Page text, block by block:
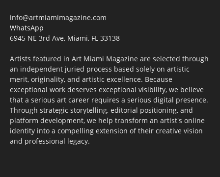
info@artmiamimagazine.com
WhatsApp
6945 NE 3rd Ave, Miami, FL 33138
Artists featured in Art Miami Magazine are selected through
an independent juried process based solely on artistic
merit, originality, and artistic excellence. Because
exceptional work deserves exceptional visibility, we believe
that a serious art career requires a serious digital presence.
Through strategic storytelling, editorial positioning, and
platform development, we help transform an artist's online
identity into a compelling extension of their creative vision
and professional legacy.